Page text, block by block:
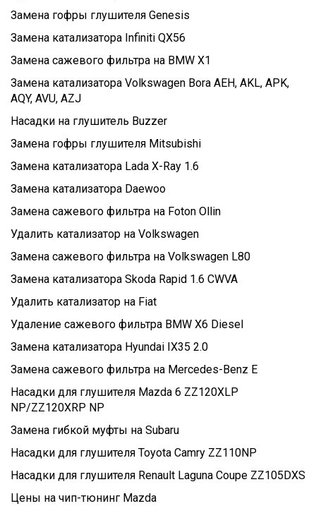
Замена гофры глушителя Genesis
Замена катализатора Infiniti QX56
Замена сажевого фильтра на BMW X1
Замена катализатора Volkswagen Bora AEH, AKL, APK,
AQY, AVU, AZJ
Насадки на глушитель Buzzer
Замена гофры глушителя Mitsubishi
Замена катализатора Lada X-Ray 1.6
Замена катализатора Daewoo
Замена сажевого фильтра на Foton Ollin
Удалить катализатор на Volkswagen
Замена сажевого фильтра на Volkswagen L80
Замена катализатора Skoda Rapid 1.6 CWVA
Удалить катализатор на Fiat
Удаление сажевого фильтра BMW X6 Diesel
Замена катализатора Hyundai IX35 2.0
Замена сажевого фильтра на Mercedes-Benz E
Насадки для глушителя Mazda 6 ZZ120XLP
NP/ZZ120XRP NP
Замена гибкой муфты на Subaru
Насадки для глушителя Toyota Camry ZZ110NP
Насадки для глушителя Renault Laguna Coupe ZZ105DXS
Цены на чип-тюнинг Mazda